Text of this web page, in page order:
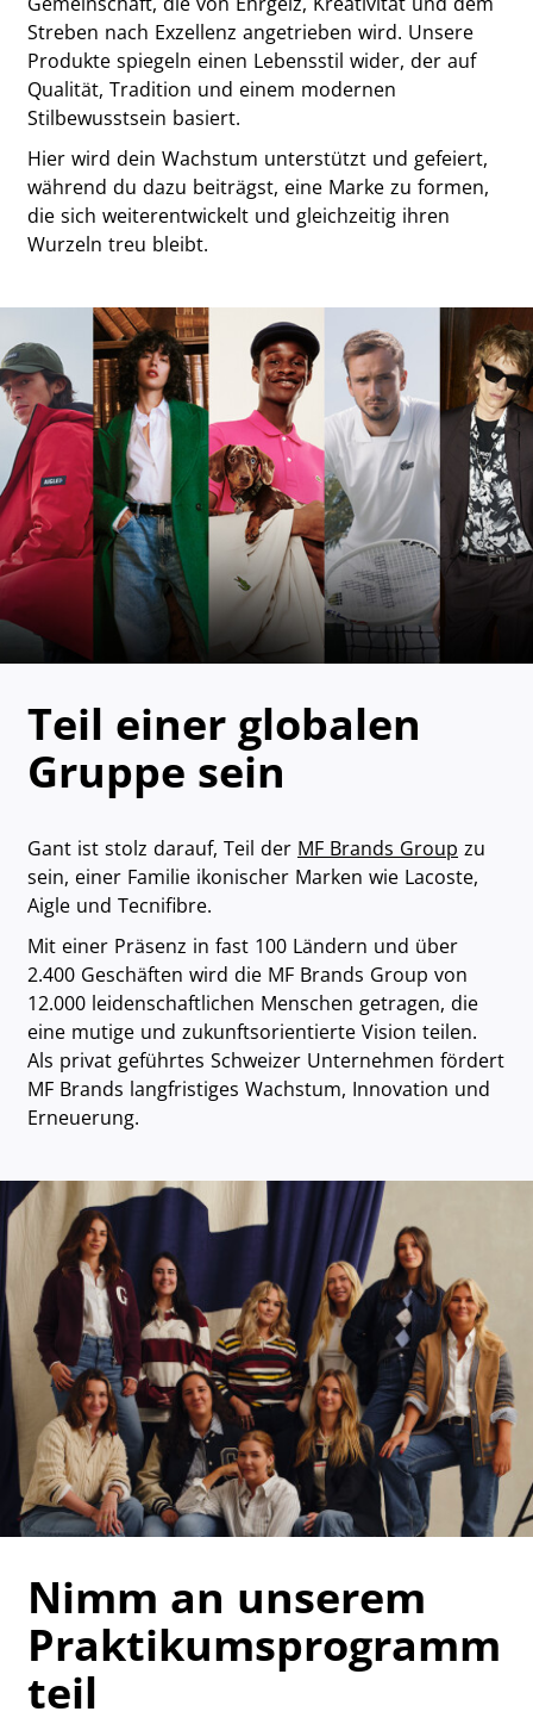
Streben nach Exzellenz angetrieben wird. Unsere
Produkte spiegeln einen Lebensstil wider, der auf
Qualität, Tradition und einem modernen
Stilbewusstsein basiert.
Hier wird dein Wachstum unterstützt und gefeiert,
während du dazu beiträgst, eine Marke zu formen,
die sich weiterentwickelt und gleichzeitig ihren
Wurzeln treu bleibt.
Teil einer globalen
Gruppe sein
Gant ist stolz darauf, Teil der MF Brands Group zu
sein, einer Familie ikonischer Marken wie Lacoste,
Aigle und Tecnifibre.
Mit einer Präsenz in fast 100 Ländern und über
2.400 Geschäften wird die MF Brands Group von
12.000 leidenschaftlichen Menschen getragen, die
eine mutige und zukunftsorientierte Vision teilen.
Als privat geführtes Schweizer Unternehmen fördert
MF Brands langfristiges Wachstum, Innovation und
Erneuerung.
Nimm an unserem
Praktikumsprogramm
teil